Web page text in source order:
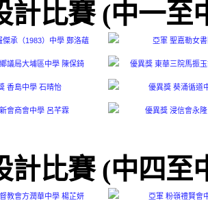
計比賽 (中一至
計比賽 (中四至